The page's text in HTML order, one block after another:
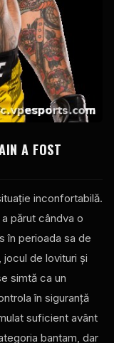
A FOST
inconfortabilă.
părut cândva o
în perioada sa de
de lovituri și
simtă ca un
în siguranță
suficient avânt
bantam, dar